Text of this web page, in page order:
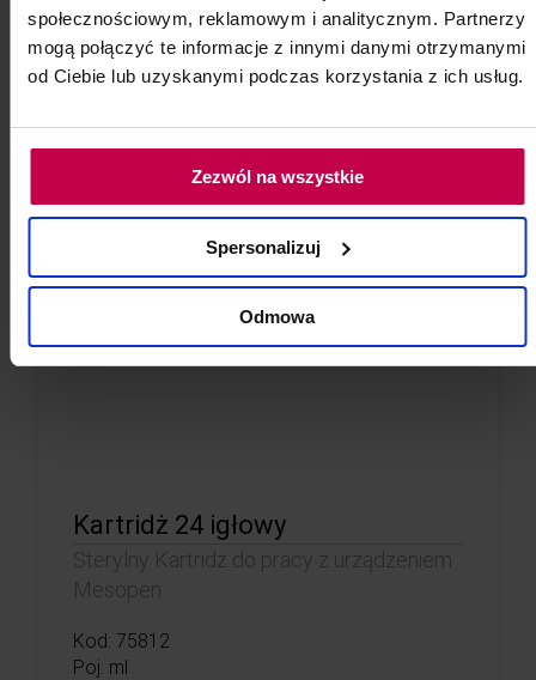
społecznościowym, reklamowym i analitycznym. Partnerzy
mogą połączyć te informacje z innymi danymi otrzymanymi
od Ciebie lub uzyskanymi podczas korzystania z ich usług.
Zezwól na wszystkie
Spersonalizuj
Odmowa
Kartridż 24 igłowy
Sterylny Kartridż do pracy z urządzeniem
Mesopen
Kod: 75812
Poj: ml